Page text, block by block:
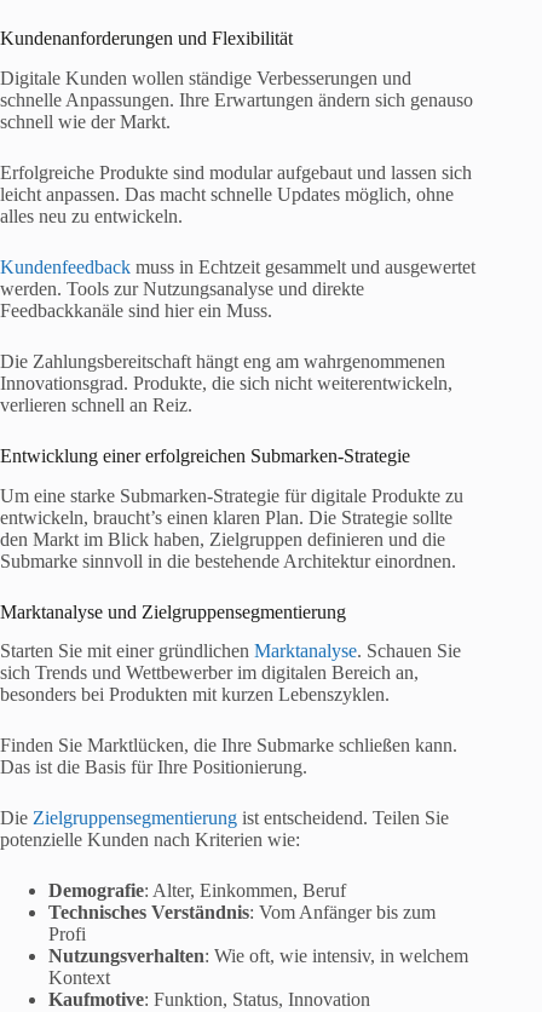
Kundenanforderungen und Flexibilität
Digitale Kunden wollen ständige Verbesserungen und
schnelle Anpassungen. Ihre Erwartungen ändern sich genauso
schnell wie der Markt.
Erfolgreiche Produkte sind modular aufgebaut und lassen sich
leicht anpassen. Das macht schnelle Updates möglich, ohne
alles neu zu entwickeln.
Kundenfeedback muss in Echtzeit gesammelt und ausgewertet
werden. Tools zur Nutzungsanalyse und direkte
Feedbackkanäle sind hier ein Muss.
Die Zahlungsbereitschaft hängt eng am wahrgenommenen
Innovationsgrad. Produkte, die sich nicht weiterentwickeln,
verlieren schnell an Reiz.
Entwicklung einer erfolgreichen Submarken-Strategie
Um eine starke Submarken-Strategie für digitale Produkte zu
entwickeln, braucht’s einen klaren Plan. Die Strategie sollte
den Markt im Blick haben, Zielgruppen definieren und die
Submarke sinnvoll in die bestehende Architektur einordnen.
Marktanalyse und Zielgruppensegmentierung
Starten Sie mit einer gründlichen Marktanalyse. Schauen Sie
sich Trends und Wettbewerber im digitalen Bereich an,
besonders bei Produkten mit kurzen Lebenszyklen.
Finden Sie Marktlücken, die Ihre Submarke schließen kann.
Das ist die Basis für Ihre Positionierung.
Die Zielgruppensegmentierung ist entscheidend. Teilen Sie
potenzielle Kunden nach Kriterien wie:
Demografie: Alter, Einkommen, Beruf
Technisches Verständnis: Vom Anfänger bis zum
Profi
Nutzungsverhalten: Wie oft, wie intensiv, in welchem
Kontext
Kaufmotive: Funktion, Status, Innovation